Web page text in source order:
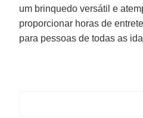
um brinquedo versátil e
proporcionar horas de
para pessoas de todas as